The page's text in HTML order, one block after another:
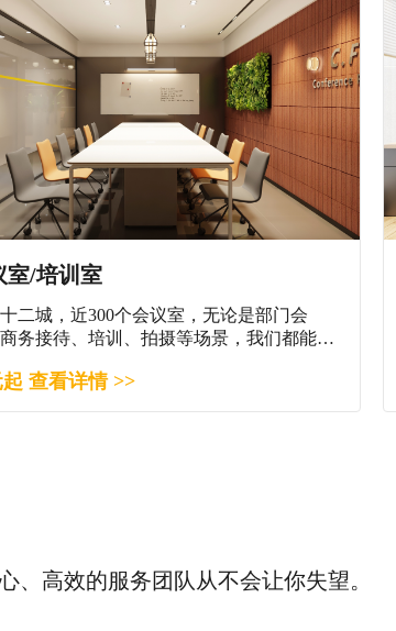
室/培训室
二城，近300个会议室，无论是部门会
务接待、培训、拍摄等场景，我们都能满
起 查看详情 >>
、高效的服务团队从不会让你失望。